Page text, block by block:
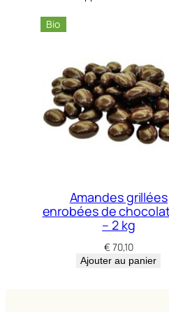
Bio
Amandes grillées
enrobées de
– 2 kg
€70,10
Ajouter au panier